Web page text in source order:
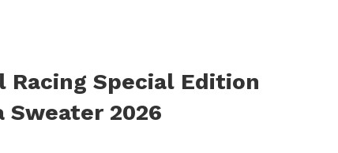
Racing Special Edition
Sweater 2026